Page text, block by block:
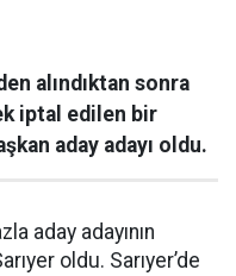
alındıktan sonra
iptal edilen bir
aday adayı oldu.
aday adayının
oldu. Sarıyer’de